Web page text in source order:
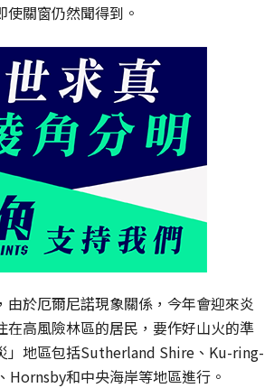
關窗仍然聞得到。
由於厄爾尼諾現象關係，今年會迎來炎
在高風險林區的居民，要作好山火的準
」地區包括Sutherland Shire、Ku-ring-
和中央海岸等地區進行。